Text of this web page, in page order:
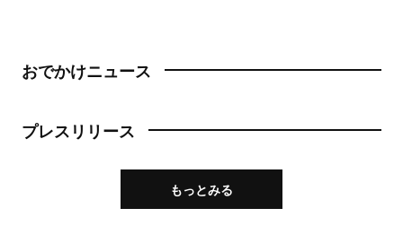
おでかけニュース
プレスリリース
もっとみる